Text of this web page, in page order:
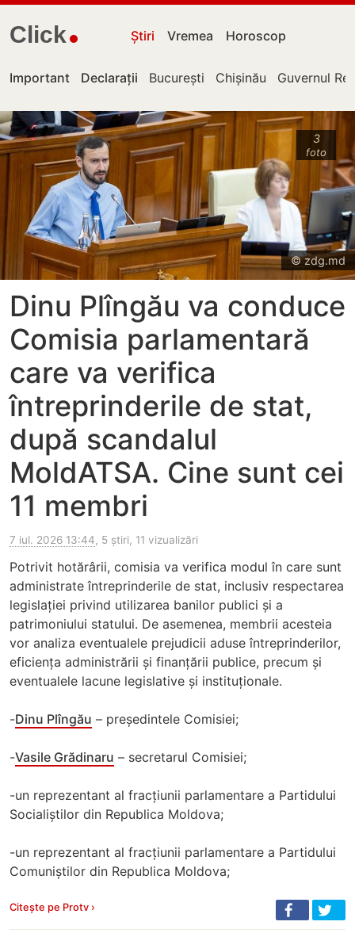
Click Știri Vremea Horoscop
Important Declarații București Chișinău Guvernul
3
foto
© zdg.md
Dinu Plîngău va conduce
Comisia parlamentară
care va verifica
întreprinderile de stat,
după scandalul
MoldATSA. Cine sunt cei
11 membri
7 iul. 2026 13:44, 5 știri, 11 vizualizări
Potrivit hotărârii, comisia va verifica modul în care sunt
administrate întreprinderile de stat, inclusiv respectarea
legislației privind utilizarea banilor publici și a
patrimoniului statului. De asemenea, membrii acesteia
vor analiza eventualele prejudicii aduse întreprinderilor,
eficiența administrării și finanțării publice, precum și
eventualele lacune legislative și instituționale.
-Dinu Plîngău – președintele Comisiei;
-Vasile Grădinaru – secretarul Comisiei;
-un reprezentant al fracțiunii parlamentare a Partidului
Socialiștilor din Republica Moldova;
-un reprezentant al fracțiunii parlamentare a Partidului
Comuniștilor din Republica Moldova;
Citește pe Protv ›